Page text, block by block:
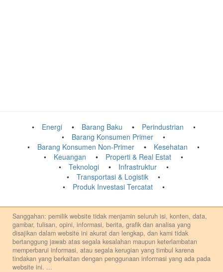
Energi Barang Baku
Perindustrian
Barang Konsumen Primer
Barang Konsumen Non-Primer
Kesehatan
Keuangan
Properti & Real Estat
Teknologi
Infrastruktur
Transportasi & Logistik
Produk Investasi Tercatat
Sanggahan: pemilik website tidak menjamin seluruh isi, konten, data,
gambar, tulisan, opini, informasi, berita, grafik dan analisa yang
disajikan dalam website ini akurat dan lengkap, dan kami tidak
bertanggung jawab atas segala kesalahan maupun keterlambatan
memperbarui informasi, atau segala kerugian yang timbul karena
tindakan yang berkaitan dengan penggunaan informasi yang ada pada
website ini. ...